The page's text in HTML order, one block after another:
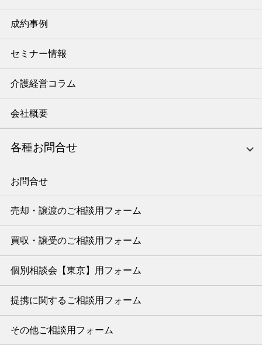
成約事例
セミナー情報
介護経営コラム
会社概要
各種お問合せ
お問合せ
売却・譲渡のご相談用フォーム
買収・譲受のご相談用フォーム
個別相談会【東京】用フォーム
提携に関するご相談用フォーム
その他ご相談用フォーム